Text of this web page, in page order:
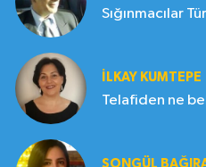
Sığınmacılar
İLKAY KUMTEPE
Telafiden ne
SONGÜL